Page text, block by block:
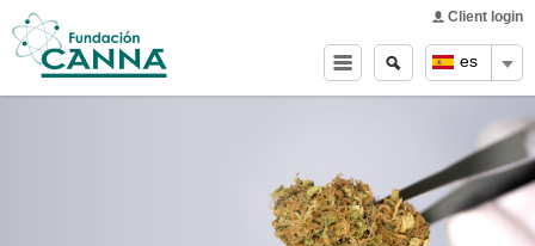
es
Client login
Main menu
Search
form
Buscar